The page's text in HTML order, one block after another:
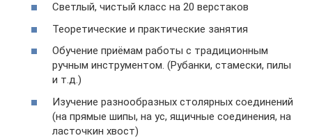
Светлый, чистый класс на 20 верстаков
Теоретические и практические занятия
Обучение приёмам работы с традиционным
ручным инструментом. (Рубанки, стамески, пилы
и т.д.)
Изучение разнообразных столярных соединений
(на прямые шипы, на ус, ящичные соединения, на
ласточкин хвост)